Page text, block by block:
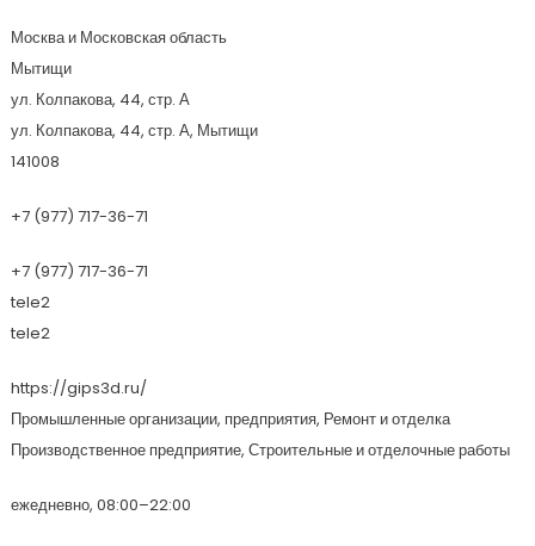
Москва и Московская область
Мытищи
ул. Колпакова, 44, стр. А
ул. Колпакова, 44, стр. А, Мытищи
141008
+7 (977) 717-36-71
+7 (977) 717-36-71
tele2
tele2
https://gips3d.ru/
Промышленные организации, предприятия, Ремонт и отделка
Производственное предприятие, Строительные и отделочные работы
ежедневно, 08:00–22:00